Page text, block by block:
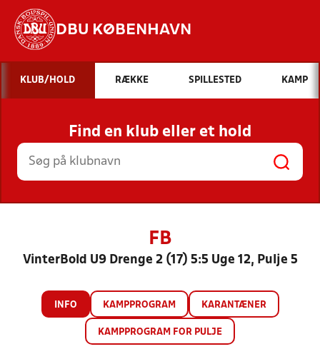
DBU KØBENHAVN
Hvad vil du søge efter?
INDHOLD OG NYHEDER
STILLINGER, RESULTATER, KLUBBER OG
HOLD
KLUB/HOLD RÆKKE SPILLESTED KAMP
Find en klub eller et hold
FB
VinterBold U9 Drenge 2 (17) 5:5 Uge 12, Pulje 5
INFO KAMPPROGRAM KARANTÆNER
KAMPPROGRAM FOR PULJE